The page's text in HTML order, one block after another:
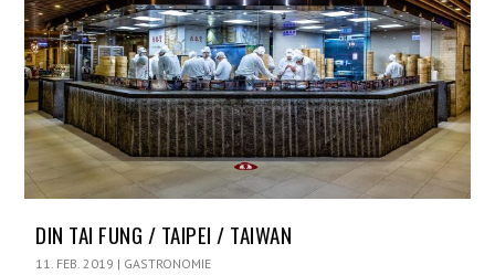
DIN TAI FUNG / TAIPEI / TAIWAN
11. FEB. 2019 | GASTRONOMIE